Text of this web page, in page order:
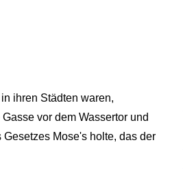
ihren Städten waren,
vor dem Wassertor und
Mose's holte, das der